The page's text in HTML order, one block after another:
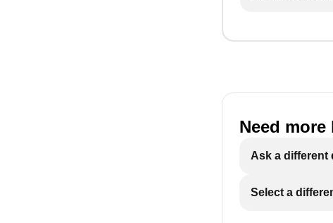
Need more
Ask a different
Select a